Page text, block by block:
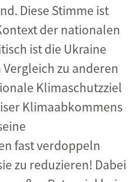
Diese Stimme ist
der nationalen
ist die Ukraine
zu anderen
Klimaschutzziel
Klimaabkommens
fast verdoppeln
zu reduzieren! Dabei